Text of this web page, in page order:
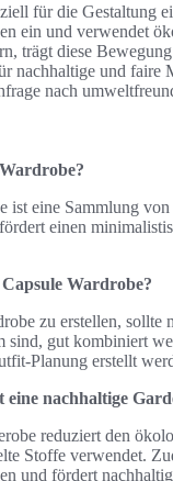
für die Gestaltung
ein und verwendet
trägt diese
nachhaltige und faire
nach
ist eine Sammlung
einen
Wardrobe?
zu erstellen, sollte
sind, gut kombiniert
Planung erstellt
eine nachhaltige
reduziert den
Stoffe verwendet.
und fördert